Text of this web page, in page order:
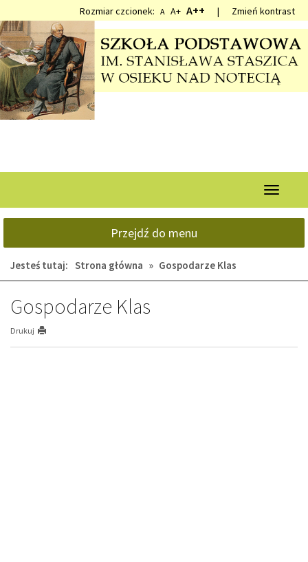
do
głównej
treści
do
wyszukiwarki
Rozmiar czcionek: A A+ A++ | Zmień kontrast
Przełącz
Przejdź do menu
Jesteś tutaj: Strona główna » Gospodarze Klas
Gospodarze Klas
Drukuj